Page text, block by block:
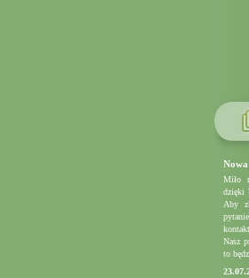
Miło
dzięki
Aby
Nasz
to